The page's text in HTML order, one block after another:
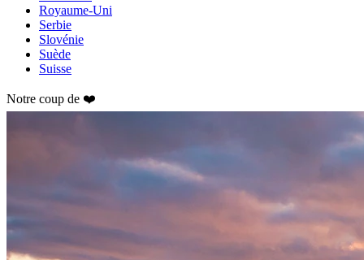
Royaume-Uni
Serbie
Slovénie
Suède
Suisse
Notre coup de ❤️